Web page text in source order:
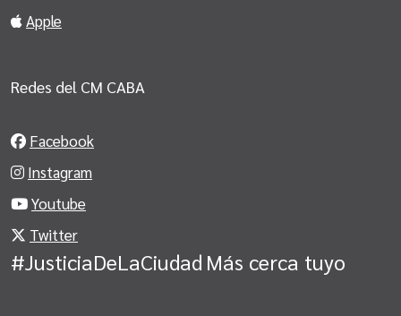
Apple
Redes del CM CABA
Facebook
Instagram
Youtube
Twitter
#JusticiaDeLaCiudad Más cerca tuyo